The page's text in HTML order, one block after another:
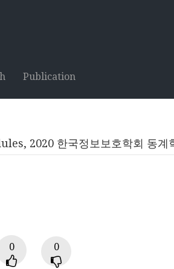
Publication
2020 한국정보보호학회 동계
0 0